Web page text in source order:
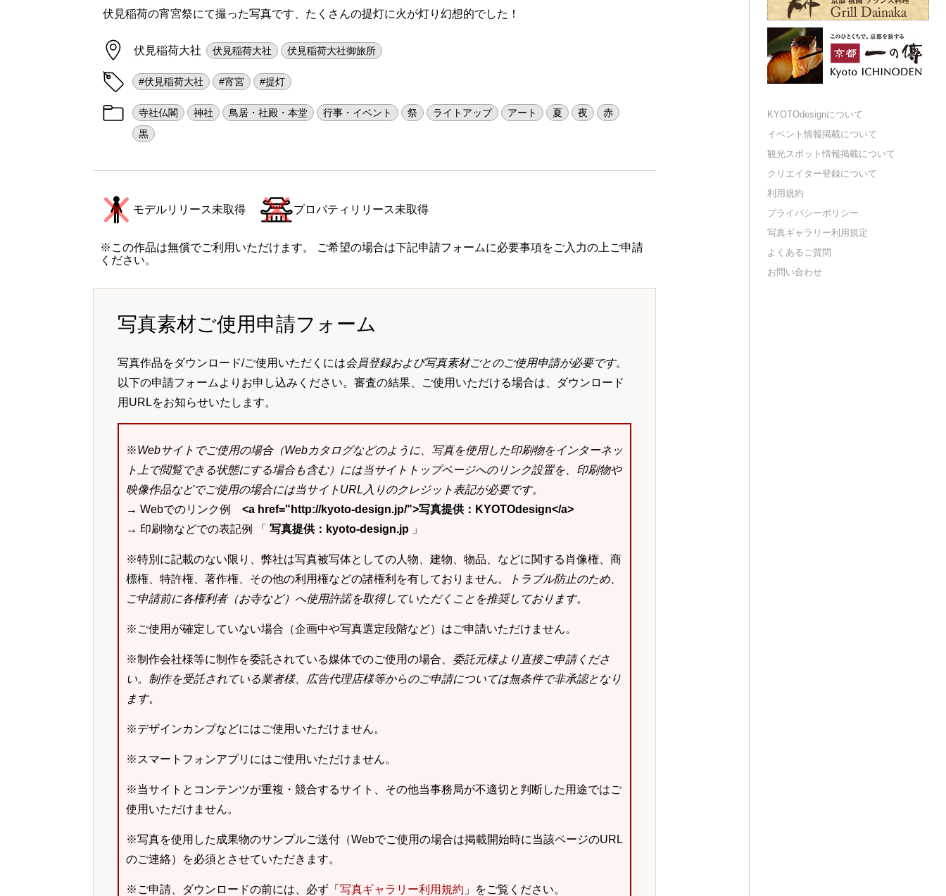
伏見稲荷の宵宮祭にて撮った写真です、たくさんの提灯に火が灯り幻想的でした！
伏見稲荷大社 伏見稲荷大社 伏見稲荷大社御旅所
#伏見稲荷大社 #宵宮 #提灯
寺社仏閣 神社 鳥居・社殿・本堂 行事・イベント 祭 ライトアップ アート 夏 夜
赤
黒
モデルリリース未取得 プロパティリリース未取得
※この作品は無償でご利用いただけます。 ご希望の場合は下記申請フォームに必要事項をご入力の上ご申請
ください。
写真素材ご使用申請フォーム
写真作品をダウンロード/ご使用いただくには会員登録および写真素材ごとのご使用申請が必要です。
以下の申請フォームよりお申し込みください。審査の結果、ご使用いただける場合は、ダウンロード
用URLをお知らせいたします。
※Webサイトでご使用の場合（Webカタログなどのように、写真を使用した印刷物をインターネッ
ト上で閲覧できる状態にする場合も含む）には当サイトトップページへのリンク設置を、印刷物や
映像作品などでご使用の場合には当サイトURL入りのクレジット表記が必要です。
→ Webでのリンク例 <a href="http://kyoto-design.jp/">写真提供：KYOTOdesign</a>
→ 印刷物などでの表記例 「 写真提供：kyoto-design.jp 」
※特別に記載のない限り、弊社は写真被写体としての人物、建物、物品、などに関する肖像権、商
標権、特許権、著作権、その他の利用権などの諸権利を有しておりません。
トラブル防止のため、
ご申請前に各権利者（お寺など）へ使用許諾を取得していただくことを推奨しております。
※ご使用が確定していない場合（企画中や写真選定段階など）はご申請いただけません。
※制作会社様等に制作を委託されている媒体でのご使用の場合、 委託元様より直接ご申請くださ
い。 制作を受託されている業者様、広告代理店様等からのご申請については無条件で非承認となり
ます。
※デザインカンプなどにはご使用いただけません。
※スマートフォンアプリにはご使用いただけません。
※当サイトとコンテンツが重複・競合するサイト、その他当事務局が不適切と判断した用途ではご
使用いただけません。
※写真を使用した成果物のサンプルご送付（Webでご使用の場合は掲載開始時に当該ページのURL
のご連絡）を必須とさせていただきます。
※ご申請、ダウンロードの前には、必ず「 写真ギャラリー利用規約 」をご覧ください。
KYOTOdesignについて
イベント情報掲載について
観光スポット情報掲載について
クリエイター登録について
利用規約
プライバシーポリシー
写真ギャラリー利用規定
よくあるご質問
お問い合わせ